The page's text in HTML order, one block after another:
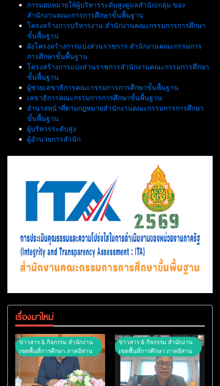
การมอบหมายให้ผู้บริหารระดับสูงดูแลสำนัก/กลุ่ม ของ
สำนักงานคณะการการศึกษาขั้นพื้นฐาน
โครงสร้างการบริหารงาน สำนักงานคณะกรรมการการศึกษา
ขั้นพื้นฐาน
ผังโครงสร้างการแบ่งส่วนราชการ สำนักงานคณะกรรมการ
การศึกษาขั้นพื้นฐาน
โครงสร้างการแบ่งส่วนราชการสำนักงานคณะกรรมการศึกษา
ขั้นพื้นฐาน
ผู้ช่วยเลขาธิการคณะกรรมการการศึกษาขั้นพื้นฐาน
เลขาธิการคณะกรรมการการศึกษาขั้นพื้นฐาน
อำนาจหน้าที่ตามกฎหมายสำนักงานคณะกรรมการการศึกษา
ขั้นพื้นฐาน
ผู้บริหารระดับสูง
ผู้อำนวยการสำนัก
เรื่องมาใหม่
ข่าวสาร & กิจกรรม สำนักงาน
เขตพื้นที่การศึกษา ภาคอิสาน
ข่าวสาร & กิจกรรม สำนักงาน
เขตพื้นที่การศึกษา ภาคอิสาน